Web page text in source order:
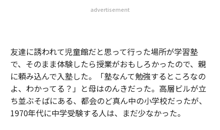
advertisement
友達に誘われて児童館だと思って行った場所が学習塾
で、そのまま体験したら授業がおもしろかったので、親
に頼み込んで入塾した。「塾なんて勉強するところなの
よ、わかってる？」と母はのんきだった。高層ビルが立
ち並ぶそばにある、都会のど真ん中の小学校だったが、
1970年代に中学受験する人は、まだ少なかった。